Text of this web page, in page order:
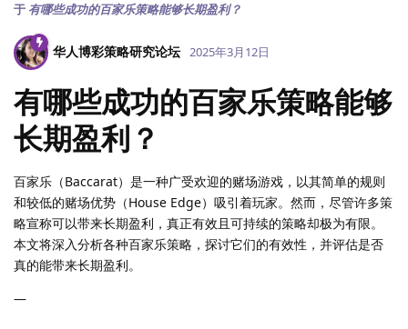
于 有哪些成功的百家乐策略能够长期盈利？
华人博彩策略研究论坛 2025年3月12日
有哪些成功的百家乐策略能够
长期盈利？
百家乐（Baccarat）是一种广受欢迎的赌场游戏，以其简单的规则
和较低的赌场优势（House Edge）吸引着玩家。然而，尽管许多策
略宣称可以带来长期盈利，真正有效且可持续的策略却极为有限。
本文将深入分析各种百家乐策略，探讨它们的有效性，并评估是否
真的能带来长期盈利。
—